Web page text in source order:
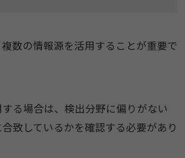
数の情報源を活用することが重要で
る場合は、検出分野に偏りがない
致しているかを確認する必要があり